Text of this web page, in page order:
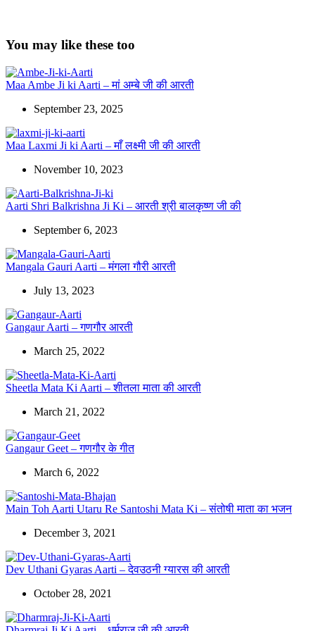
You may like these too
Maa Ambe Ji ki Aarti – मां अम्बे जी की आरती
September 23, 2025
Maa Laxmi Ji ki Aarti – माँ लक्ष्मी जी की आरती
November 10, 2023
Aarti Shri Balkrishna Ji Ki – आरती श्री बालकृष्ण जी की
September 6, 2023
Mangala Gauri Aarti – मंगला गौरी आरती
July 13, 2023
Gangaur Aarti – गणगौर आरती
March 25, 2022
Sheetla Mata Ki Aarti – शीतला माता की आरती
March 21, 2022
Gangaur Geet – गणगौर के गीत
March 6, 2022
Main Toh Aarti Utaru Re Santoshi Mata Ki – संतोषी माता का भजन
December 3, 2021
Dev Uthani Gyaras Aarti – देवउठनी ग्यारस की आरती
October 28, 2021